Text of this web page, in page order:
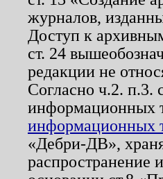
журналов,
Доступ к
ст. 24
редакции не
Согласно ч.2. п.3.
информационных
информационных
«Дебри-ДВ»,
распространение